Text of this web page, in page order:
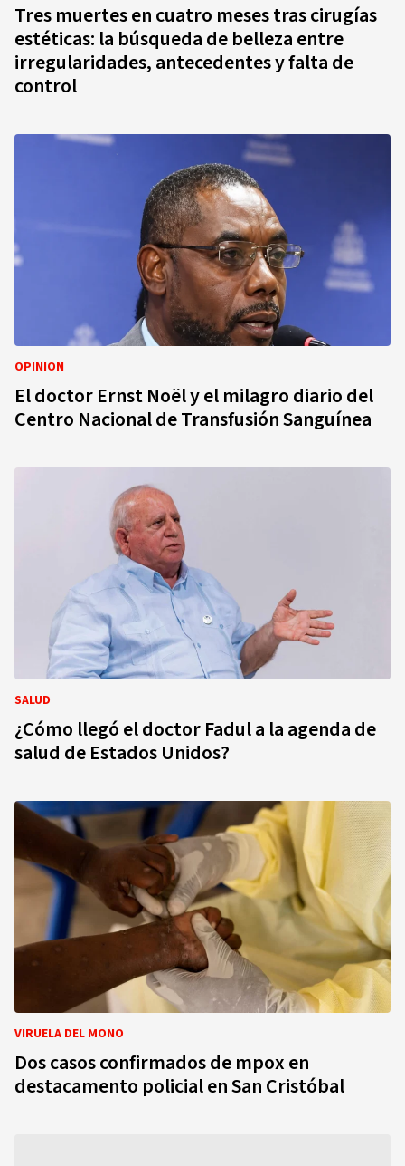
Tres muertes en cuatro meses tras cirugías
estéticas: la búsqueda de belleza entre
irregularidades, antecedentes y falta de
control
OPINIÓN
El doctor Ernst Noël y el milagro diario del
Centro Nacional de Transfusión Sanguínea
SALUD
¿Cómo llegó el doctor Fadul a la agenda de
salud de Estados Unidos?
VIRUELA DEL MONO
Dos casos confirmados de mpox en
destacamento policial en San Cristóbal